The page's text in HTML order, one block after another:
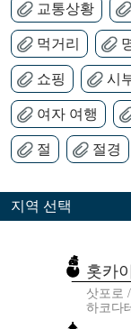
교통상황
먹거리
쇼핑 시
여자 여행
절 절경
지역 선택
홋카
삿포로
하코다테